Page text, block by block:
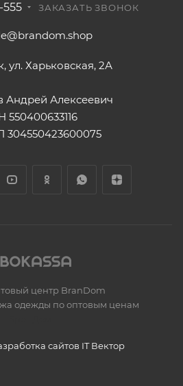
555 ЗАКАЗАТЬ ЗВОНОК
ул. Харьковская, 2А
Андрей Алексеевич
550400633116
центр BranDom
одежды по оптовым ценам
сайтов IT Вектор